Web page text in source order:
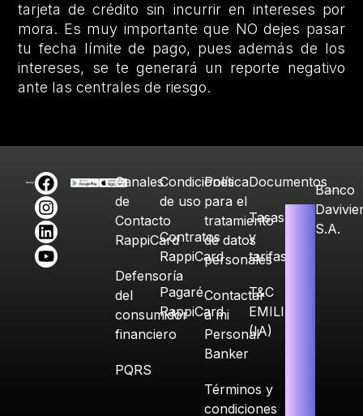
tarjeta de crédito sin incurrir en intereses por
mora. Es muy importante que NO dejes pasar
tu fecha límite de pago, pues además de los
intereses, se te generará un reporte negativo
ante las centrales de riesgo.
Canales
de
Contacto
RappiCard
Defensoría
del
consumidor
financiero
PQRS
Condiciones
de uso
Contratos
RappiCard
Pagaré
RappiCard
Política
para el
tratamiento
de datos
personales
Contactar
a mi
Personal
Banker
Términos y
condiciones
Documentos
Tasas
y
tarifas
T&C
EMILIA
(IA)
Banco
S.A.